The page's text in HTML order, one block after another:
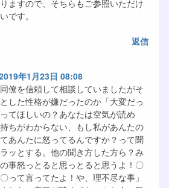
ますので、そちらもご参照いただけ
です。
返信
年1月23日 08:08
僚を信頼して相談していましたがそ
した性格が嫌だったのか「大変だっ
てほしいの？あなたは空気が読め
ちがわからない、もし私があんたの
あんたに怒ってるんですか？って聞
ッとする。他の聞き方した方ら？み
事怒っとると思っとると思うよ！〇
って言ってたよ！や、理不尽な事」